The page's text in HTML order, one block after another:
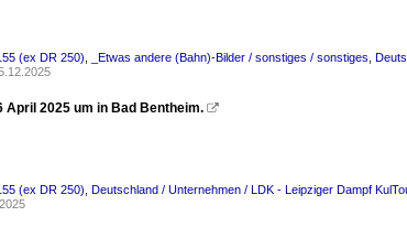
(ex DR 250) _Etwas andere (Bahn)-Bilder / sonstiges / sonstiges
April 2025 um in Bad Bentheim. 
(ex DR 250) Deutschland / Unternehmen / LDK - Leipziger Dampf